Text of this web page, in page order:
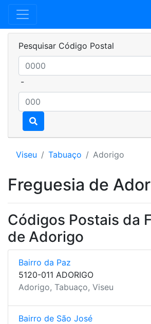
Pesquisar Código Postal
-
Viseu Tabuaço Adorigo
Freguesia de
Códigos Postais da
de Adorigo
Bairro da Paz
5120-011 ADORIGO
Adorigo, Tabuaço, Viseu
Bairro de São José